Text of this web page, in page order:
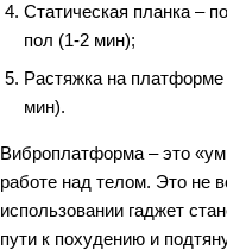
Статическая планка –
пол (1-2 мин);
Растяжка на платформе
мин).
Виброплатформа – это
работе над телом. Это не
использовании гаджет
пути к похудению и